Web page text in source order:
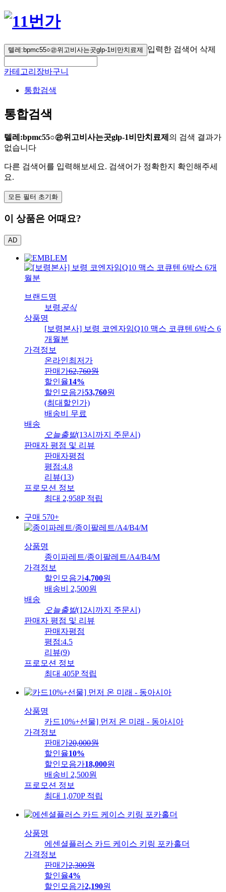
텔레:bpmc55○㉣위고비사는곳glp-1비만치료제 입력한 검색어 삭제
카테고리 장바구니
통합검색
통합검색
텔레:bpmc55○㉣위고비사는곳glp-1비만치료제 의 검색 결과가
없습니다
다른 검색어를 입력해보세요. 검색어가 정확한지 확인해주세
요.
모든 필터 초기화
이 상품은 어때요?
AD
브랜드명
보령 공식
상품명
[보령본사] 보령 코엔자임Q10 맥스 코큐텐 6박스 6
개월분
가격정보
온라인최저가
판매가62,760원
할인율14%
할인모음가53,760원
(최대할인가)
배송비
무료
배송
오늘출발(13시까지 주문시)
판매자 평점 및 리뷰
판매자평점
평점:4.8
리뷰(13)
프로모션 정보
최대 2,958P 적립
구매 570+
상품명
종이파레트/종이팔레트/A4/B4/M
가격정보
할인모음가4,700원
배송비
2,500원
배송
오늘출발(12시까지 주문시)
판매자 평점 및 리뷰
판매자평점
평점:4.5
리뷰(9)
프로모션 정보
최대 405P 적립
상품명
카드10%+선물] 먼저 온 미래 - 동아시아
가격정보
판매가20,000원
할인율10%
할인모음가18,000원
배송비
2,500원
프로모션 정보
최대 1,070P 적립
상품명
에센셜플러스 카드 케이스 키링 포카홀더
가격정보
판매가2,300원
할인율4%
할인모음가2,190원